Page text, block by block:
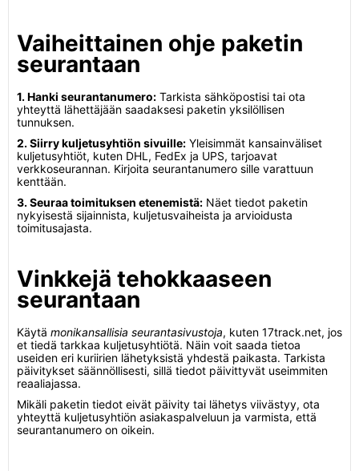
Vaiheittainen ohje paketin
seurantaan
1. Hanki seurantanumero: Tarkista sähköpostisi tai ota
yhteyttä lähettäjään saadaksesi paketin yksilöllisen
tunnuksen.
2. Siirry kuljetusyhtiön sivuille: Yleisimmät kansainväliset
kuljetusyhtiöt, kuten DHL, FedEx ja UPS, tarjoavat
verkkoseurannan. Kirjoita seurantanumero sille varattuun
kenttään.
3. Seuraa toimituksen etenemistä: Näet tiedot paketin
nykyisestä sijainnista, kuljetusvaiheista ja arvioidusta
toimitusajasta.
Vinkkejä tehokkaaseen
seurantaan
Käytä monikansallisia seurantasivustoja, kuten 17track.net, jos
et tiedä tarkkaa kuljetusyhtiötä. Näin voit saada tietoa
useiden eri kuriirien lähetyksistä yhdestä paikasta. Tarkista
päivitykset säännöllisesti, sillä tiedot päivittyvät useimmiten
reaaliajassa.
Mikäli paketin tiedot eivät päivity tai lähetys viivästyy, ota
yhteyttä kuljetusyhtiön asiakaspalveluun ja varmista, että
seurantanumero on oikein.